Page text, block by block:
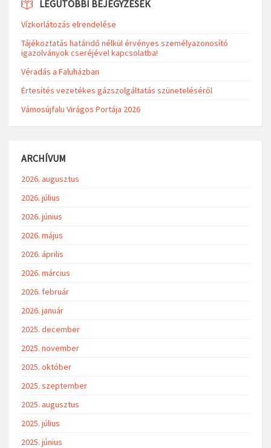
LEGUTÓBBI BEJEGYZÉSEK
Vízkorlátozás elrendelése
Tájékoztatás határidő nélkül érvényes személyazonosító
igazolványok cseréjével kapcsolatba!
Véradás a Faluházban
Értesítés vezetékes gázszolgáltatás szüneteléséről
Vámosújfalu Virágos Portája 2026
ARCHÍVUM
2026. augusztus
2026. július
2026. június
2026. május
2026. április
2026. március
2026. február
2026. január
2025. december
2025. november
2025. október
2025. szeptember
2025. augusztus
2025. július
2025. június